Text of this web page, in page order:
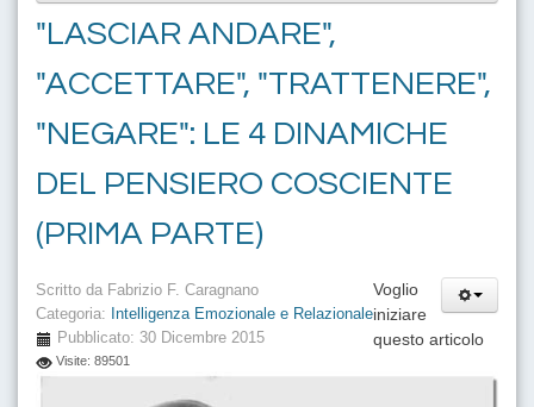
"LASCIAR ANDARE",
"ACCETTARE", "TRATTENERE",
"NEGARE": LE 4 DINAMICHE
DEL PENSIERO COSCIENTE
(PRIMA PARTE)
Scritto da Fabrizio F. Caragnano
Categoria:
Intelligenza Emozionale e Relazionale
Pubblicato: 30 Dicembre 2015
Visite: 89501
Voglio
iniziare
questo articolo